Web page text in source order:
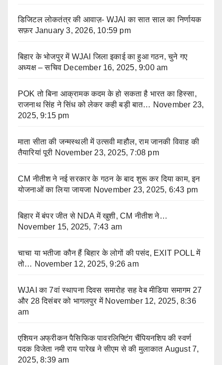
डिजिटल लोकतंत्र की आवाज़- WJAI का सात साल का निर्णायक
सफ़र January 3, 2026, 10:59 pm
बिहार के भोजपुर में WJAI जिला इकाई का हुआ गठन, चुने गए
अध्यक्ष – सचिव December 16, 2025, 9:00 am
POK तो बिना आक्रामक कदम के हो सकता है भारत का हिस्सा,
राजनाथ सिंह ने सिंध को लेकर कही बड़ी बात… November 23,
2025, 9:15 pm
माता सीता की जन्मस्थली में उत्सवी माहौल, राम जानकी विवाह की
तैयारियां पूरी November 23, 2025, 7:08 pm
CM नीतीश ने नई सरकार के गठन के बाद शुरू कर दिया काम, इन
योजनाओं का लिया जायजा November 23, 2025, 6:43 pm
बिहार में बंपर जीत से NDA में खुशी, CM नीतीश ने…
November 15, 2025, 7:43 am
चाचा या भतीजा कौन हैं बिहार के लोगों की पसंद, EXIT POLL में
तो… November 12, 2025, 9:26 am
WJAI का 7वां स्थापना दिवस समारोह सह वेब मीडिया समागम 27
और 28 दिसंबर को भागलपुर में November 12, 2025, 8:36
am
एशियन अफ्रीकन पैसिफिक पावरलिफ्टिंग चैंपियनशिप की स्वर्ण
पदक विजेता नमी राय पारेख ने सीएम से की मुलाकात August 7,
2025, 8:39 am